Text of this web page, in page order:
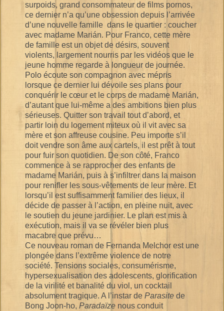
surpoids, grand consommateur de films pornos,
ce dernier n’a qu’une obsession depuis l’arrivée
d’une nouvelle famille dans le quartier : coucher
avec madame Marián. Pour Franco, cette mère
de famille est un objet de désirs, souvent
violents, largement nourris par les vidéos que le
jeune homme regarde à longueur de journée.
Polo écoute son compagnon avec mépris
lorsque ce dernier lui dévoile ses plans pour
conquérir le cœur et le corps de madame Marián,
d’autant que lui-même a des ambitions bien plus
sérieuses. Quitter son travail tout d’abord, et
partir loin du logement miteux où il vit avec sa
mère et son affreuse cousine. Peu importe s’il
doit vendre son âme aux cartels, il est prêt à tout
pour fuir son quotidien. De son côté, Franco
commence à se rapprocher des enfants de
madame Marián, puis à s’infiltrer dans la maison
pour renifler les sous-vêtements de leur mère. Et
lorsqu’il est suffisamment familier des lieux, il
décide de passer à l’action, en pleine nuit, avec
le soutien du jeune jardinier. Le plan est mis à
exécution, mais il va se révéler bien plus
macabre que prévu…
Ce nouveau roman de Fernanda Melchor est une
plongée dans l’extrême violence de notre
société. Tensions sociales, consumérisme,
hypersexualisation des adolescents, glorification
de la virilité et banalité du viol, un cocktail
absolument tragique. A l’instar de Parasite de
Bong Joon-ho, Paradaïze nous conduit